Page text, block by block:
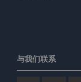
与我们联系